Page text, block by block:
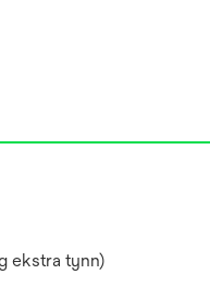
ekstra tynn)